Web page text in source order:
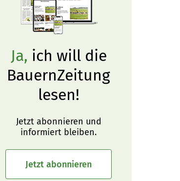
Ja, ich will die
BauernZeitung
lesen!
Jetzt abonnieren und
informiert bleiben.
Jetzt abonnieren